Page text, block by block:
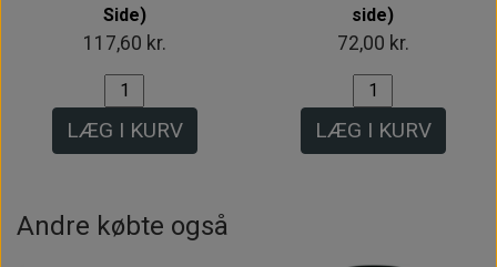
Side)
117,60 kr.
LÆG I KURV
side)
72,00 kr.
LÆG I KURV
Andre købte også